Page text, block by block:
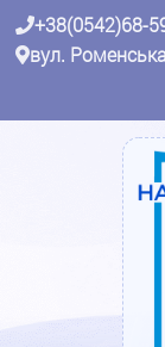
+38(0542)68-
вул.